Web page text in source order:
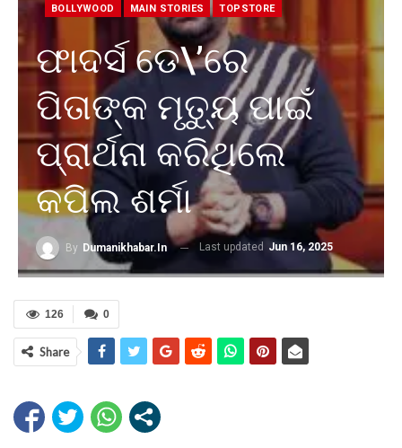
BOLLYWOOD MAIN STORIES TOPSTORE
ଫାଦର୍ସ ଡେ\’ରେ
ପିତାଙ୍କ ମୃତ୍ୟୁ ପାଇଁ
ପ୍ରାର୍ଥନା କରିଥିଲେ
କପିଲ ଶର୍ମା
By Dumanikhabar.in Last updated Jun 16, 2025
0
126
Share